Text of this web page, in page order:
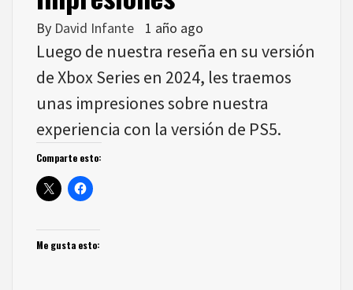
By David Infante 1 año ago
Luego de nuestra reseña en su versión
de Xbox Series en 2024, les traemos
unas impresiones sobre nuestra
experiencia con la versión de PS5.
Comparte esto:
Me gusta esto: